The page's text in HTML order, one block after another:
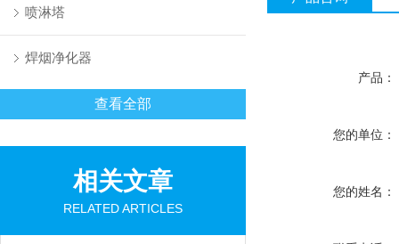
喷淋塔
焊烟净化器
查看全部
相关文章
RELATED ARTICLES
产品：
您的单位：
您的姓名：